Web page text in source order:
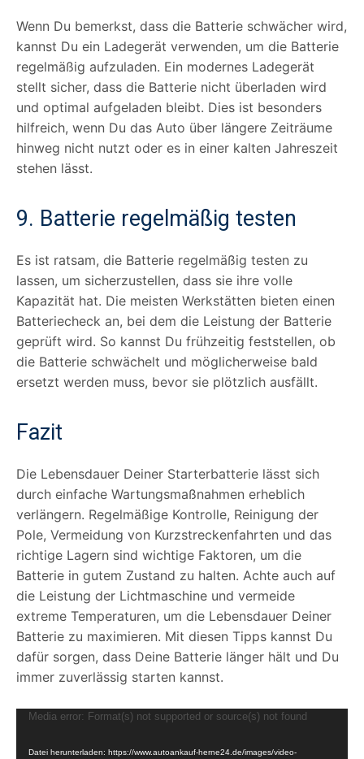
Wenn Du bemerkst, dass die Batterie schwächer wird,
kannst Du ein Ladegerät verwenden, um die Batterie
regelmäßig aufzuladen. Ein modernes Ladegerät
stellt sicher, dass die Batterie nicht überladen wird
und optimal aufgeladen bleibt. Dies ist besonders
hilfreich, wenn Du das Auto über längere Zeiträume
hinweg nicht nutzt oder es in einer kalten Jahreszeit
stehen lässt.
9. Batterie regelmäßig testen
Es ist ratsam, die Batterie regelmäßig testen zu
lassen, um sicherzustellen, dass sie ihre volle
Kapazität hat. Die meisten Werkstätten bieten einen
Batteriecheck an, bei dem die Leistung der Batterie
geprüft wird. So kannst Du frühzeitig feststellen, ob
die Batterie schwächelt und möglicherweise bald
ersetzt werden muss, bevor sie plötzlich ausfällt.
Fazit
Die Lebensdauer Deiner Starterbatterie lässt sich
durch einfache Wartungsmaßnahmen erheblich
verlängern. Regelmäßige Kontrolle, Reinigung der
Pole, Vermeidung von Kurzstreckenfahrten und das
richtige Lagern sind wichtige Faktoren, um die
Batterie in gutem Zustand zu halten. Achte auch auf
die Leistung der Lichtmaschine und vermeide
extreme Temperaturen, um die Lebensdauer Deiner
Batterie zu maximieren. Mit diesen Tipps kannst Du
dafür sorgen, dass Deine Batterie länger hält und Du
immer zuverlässig starten kannst.
Media error: Format(s) not supported or source(s) not found
Datei herunterladen: https://www.autoankauf-herne24.de/images/video-